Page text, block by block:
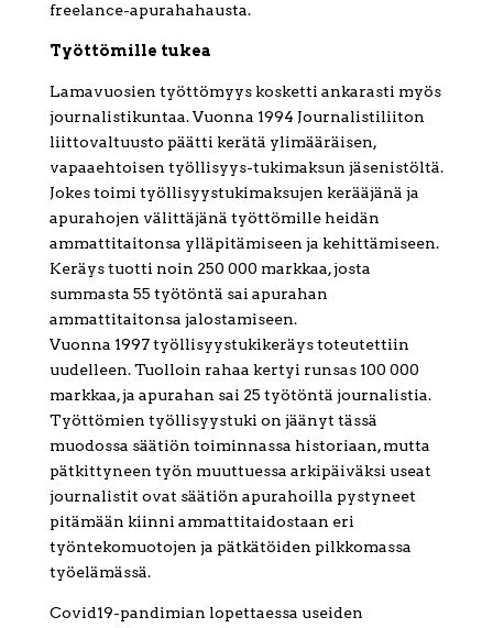
freelance-apurahahausta.
Työttömille tukea
Lamavuosien työttömyys kosketti ankarasti myös
journalistikuntaa. Vuonna 1994 Journalistiliiton
liittovaltuusto päätti kerätä ylimääräisen,
vapaaehtoisen työllisyys-tukimaksun jäsenistöltä.
Jokes toimi työllisyystukimaksujen kerääjänä ja
apurahojen välittäjänä työttömille heidän
ammattitaitonsa ylläpitämiseen ja kehittämiseen.
Keräys tuotti noin 250 000 markkaa, josta
summasta 55 työtöntä sai apurahan
ammattitaitonsa jalostamiseen.
Vuonna 1997 työllisyystukikeräys toteutettiin
uudelleen. Tuolloin rahaa kertyi runsas 100 000
markkaa, ja apurahan sai 25 työtöntä journalistia.
Työttömien työllisyystuki on jäänyt tässä
muodossa säätiön toiminnassa historiaan, mutta
pätkittyneen työn muuttuessa arkipäiväksi useat
journalistit ovat säätiön apurahoilla pystyneet
pitämään kiinni ammattitaidostaan eri
työntekomuotojen ja pätkätöiden pilkkomassa
työelämässä.
Covid19-pandimian lopettaessa useiden